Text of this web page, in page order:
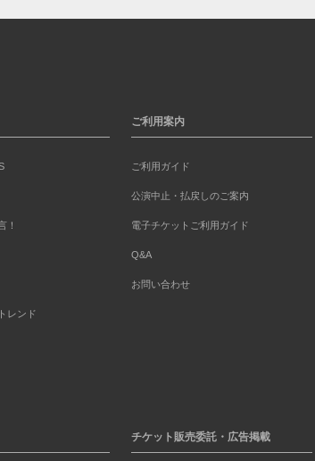
！
レンド
ご利用案内
ご利用ガイド
公演中止・払戻しのご案内
電子チケットご利用ガイド
Q&A
お問い合わせ
チケット販売委託・広告掲載